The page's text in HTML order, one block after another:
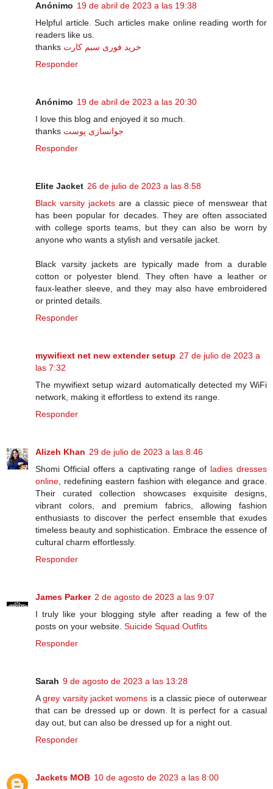
Anónimo 19 de abril de 2023 a las 19:38
Helpful article. Such articles make online reading worth for
readers like us.
thanks خرید فوری سیم کارت
Responder
Anónimo 19 de abril de 2023 a las 20:30
I love this blog and enjoyed it so much.
thanks جوانسازی پوست
Responder
Elite Jacket 26 de julio de 2023 a las 8:58
Black varsity jackets are a classic piece of menswear that
has been popular for decades. They are often associated
with college sports teams, but they can also be worn by
anyone who wants a stylish and versatile jacket.
Black varsity jackets are typically made from a durable
cotton or polyester blend. They often have a leather or
faux-leather sleeve, and they may also have embroidered
or printed details.
Responder
mywifiext net new extender setup 27 de julio de 2023 a
las 7:32
The mywifiext setup wizard automatically detected my WiFi
network, making it effortless to extend its range.
Responder
Alizeh Khan 29 de julio de 2023 a las 8:46
Shomi Official offers a captivating range of ladies dresses
online, redefining eastern fashion with elegance and grace.
Their curated collection showcases exquisite designs,
vibrant colors, and premium fabrics, allowing fashion
enthusiasts to discover the perfect ensemble that exudes
timeless beauty and sophistication. Embrace the essence of
cultural charm effortlessly.
Responder
James Parker 2 de agosto de 2023 a las 9:07
I truly like your blogging style after reading a few of the
posts on your website. Suicide Squad Outfits
Responder
Sarah 9 de agosto de 2023 a las 13:28
Agrey varsity jacket womens is a classic piece of outerwear
that can be dressed up or down. It is perfect for a casual
day out, but can also be dressed up for a night out.
Responder
Jackets MOB 10 de agosto de 2023 a las 8:00